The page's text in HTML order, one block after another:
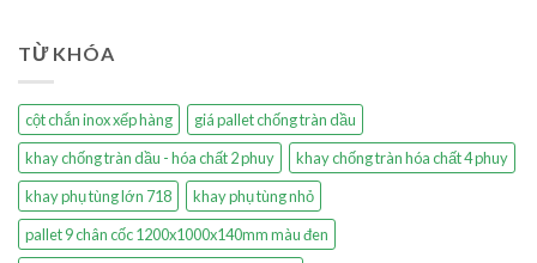
TỪ KHÓA
cột chắn inox xếp hàng
giá pallet chống tràn dầu
khay chống tràn dầu - hóa chất 2 phuy
khay chống tràn hóa chất 4 phuy
khay phụ tùng lớn 718
khay phụ tùng nhỏ
pallet 9 chân cốc 1200x1000x140mm màu đen